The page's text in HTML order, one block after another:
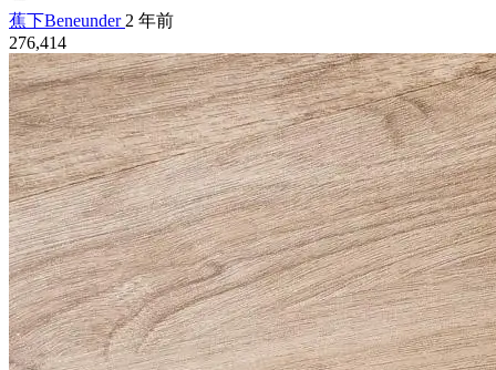
蕉下Beneunder 2 年前
276,414